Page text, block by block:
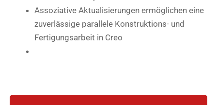
Assoziative Aktualisierungen ermöglichen eine
zuverlässige parallele Konstruktions- und
Fertigungsarbeit in Creo